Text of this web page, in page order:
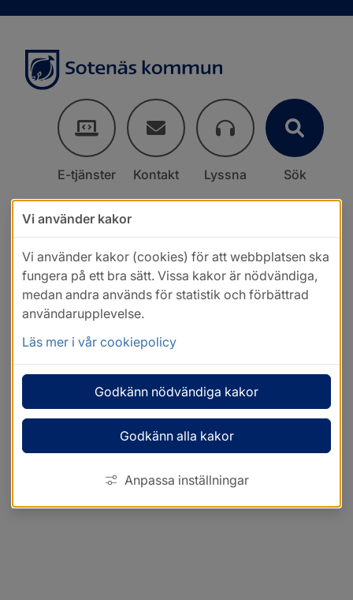
E-tjänster Kontakt Lyssna Sök
Vi använder kakor
Vi använder kakor (cookies) för att webbplatsen ska
fungera på ett bra sätt. Vissa kakor är nödvändiga,
medan andra används för statistik och förbättrad
användarupplevelse.
Läs mer i vår cookiepolicy
Godkänn nödvändiga kakor
Godkänn alla kakor
Anpassa inställningar